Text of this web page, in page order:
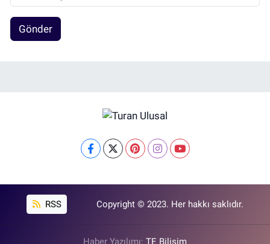
Gönder
RSS Copyright © 2023. Her hakkı saklıdır.
Haber Yazılımı: TE Bilişim